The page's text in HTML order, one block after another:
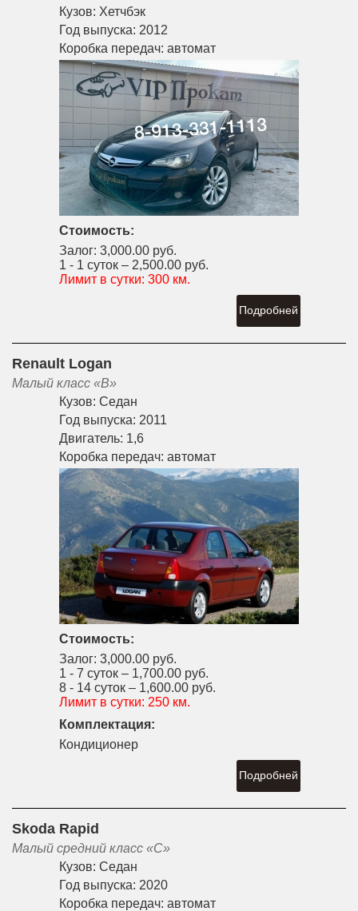
Кузов: Хетчбэк
Год выпуска: 2012
Коробка передач: автомат
Стоимость:
Залог: 3,000.00 руб.
1 - 1 суток – 2,500.00 руб.
Лимит в сутки: 300 км.
Подробней
Renault Logan
Малый класс «B»
Кузов: Седан
Год выпуска: 2011
Двигатель: 1,6
Коробка передач: автомат
Стоимость:
Залог: 3,000.00 руб.
1 - 7 суток – 1,700.00 руб.
8 - 14 суток – 1,600.00 руб.
Лимит в сутки: 250 км.
Комплектация:
Кондиционер
Подробней
Skoda Rapid
Малый средний класс «С»
Кузов: Седан
Год выпуска: 2020
Коробка передач: автомат